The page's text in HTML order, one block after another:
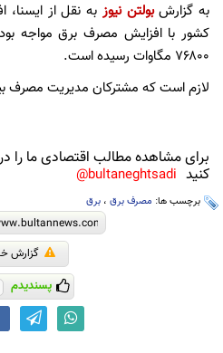
به گزارشبولتن نیوز به نقل از
کشور با افزایش مصرف برق مواجه
۷۶۸۰۰ مگاوات رسیده است.
لازم است که مشترکان مدیریت مصرف
برای مشاهده مطالب اقتصادی ما را
کنید bultaneghtsadi@
برچسب ها: مصرف برق ، برق
گزارش
پسندیدم